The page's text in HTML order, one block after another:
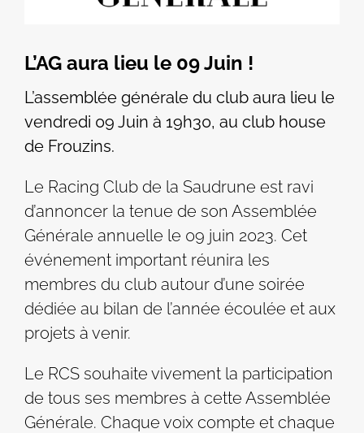
L’AG aura lieu le 09 Juin !
L’assemblée générale du club aura lieu le
vendredi 09 Juin à 19h30, au club house
de Frouzins.
Le Racing Club de la Saudrune est ravi
d’annoncer la tenue de son Assemblée
Générale annuelle le 09 juin 2023. Cet
événement important réunira les
membres du club autour d’une soirée
dédiée au bilan de l’année écoulée et aux
projets à venir.
Le RCS souhaite vivement la participation
de tous ses membres à cette Assemblée
Générale. Chaque voix compte et chaque